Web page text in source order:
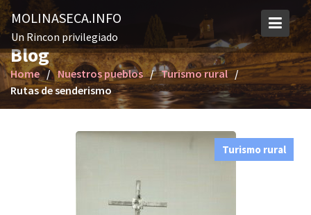
S
k
p
t
o
c
MOLINASECA.INFO
Un Rincon privilegiado
Blog
Home Nuestros pueblos Turismo rural
Rutas de senderismo
Turismo rural